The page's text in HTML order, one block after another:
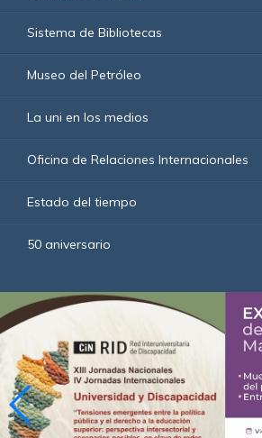
Sistema de Bibliotecas
Museo del Petróleo
La uni en los medios
Oficina de Relaciones Internacionales
Estado del tiempo
50 aniversario